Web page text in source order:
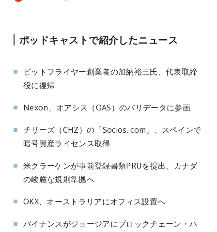
ポッドキャストで紹介したニュース
ビットフライヤー創業者の加納裕三氏、代表取締
役に復帰
Nexon、オアシス（OAS）のバリデータに参画
チリーズ（CHZ）の「Socios. com」、スペインで
暗号資産ライセンス取得
米クラーケンが事前登録書類PRUを提出、カナダ
の峻厳な規則準拠へ
OKX、オーストラリアにオフィス設置へ
バイナンスがジョージアにブロックチェーン・ハ